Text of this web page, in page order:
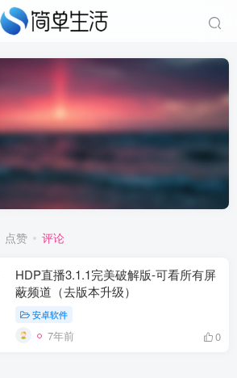
点赞 评论
HDP直播3.1.1完美破解版-可看所有屏
蔽频道（去版本升级）
安卓软件
7年前 0